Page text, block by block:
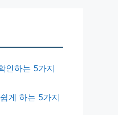
인하는 5가지
게 하는 5가지